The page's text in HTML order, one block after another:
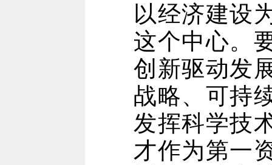
以经济建设
这个中心。
创新驱动发
战略、可持
发挥科学技
才作为第一